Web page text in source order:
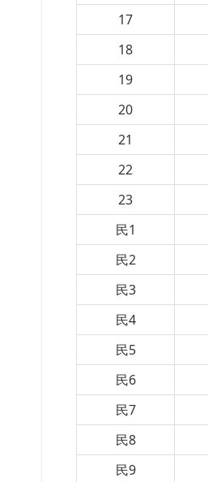
17
18
19
20
21
22
23
民1
民2
民3
民4
民5
民6
民7
民8
民9